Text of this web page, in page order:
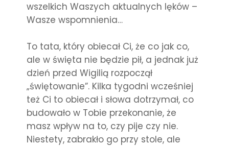
wszelkich Waszych aktualnych lęków –
Wasze wspomnienia…
To tata, który obiecał Ci, że co jak co,
ale w święta nie będzie pił, a jednak już
dzień przed Wigilią rozpoczął
„świętowanie”. Kilka tygodni wcześniej
też Ci to obiecał i słowa dotrzymał, co
budowało w Tobie przekonanie, że
masz wpływ na to, czy pije czy nie.
Niestety, zabrakło go przy stole, ale